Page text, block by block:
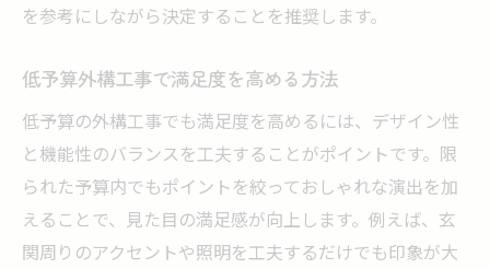
を参考にしながら決定することを推奨します。
低予算外構工事で満足度を高める方法
低予算の外構工事でも満足度を高めるには、デザイン性
と機能性のバランスを工夫することがポイントです。限
られた予算内でもポイントを絞っておしゃれな演出を加
えることで、見た目の満足感が向上します。例えば、玄
関周りのアクセントや照明を工夫するだけでも印象が大